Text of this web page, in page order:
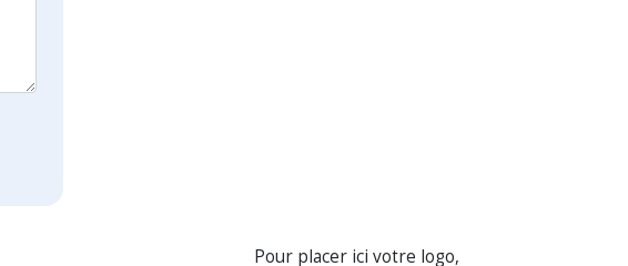
Pour placer ici votre logo,